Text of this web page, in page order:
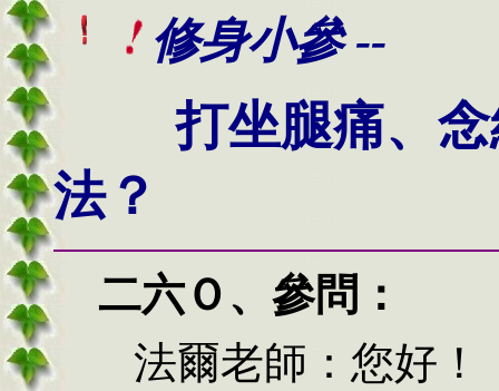
修身小參 --
打坐腿痛、
法？
二六Ｏ 、 參問：
法爾老師：您好！